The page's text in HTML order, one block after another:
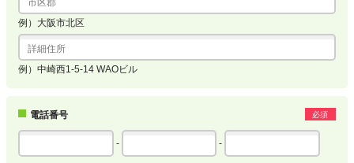
例）大阪市北区
例）中崎西1-5-14 WAOビル
電話番号 必須
- -